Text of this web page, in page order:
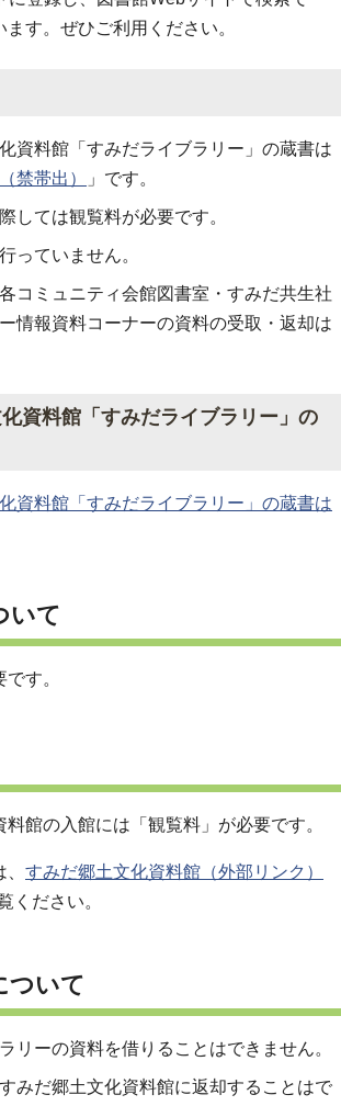
す。ぜひご利用ください。
資料館「すみだライブラリー」の蔵書は
禁帯出） 」です。
しては観覧料が必要です。
っていません。
コミュニティ会館図書室・すみだ共生社
情報資料コーナーの資料の受取・返却は
資料館「すみだライブラリー」の
資料館「すみだライブラリー」の蔵書は
いて
す。
館の入館には「観覧料」が必要です。
すみだ郷土文化資料館（外部リンク）
ください。
ついて
リーの資料を借りることはできません。
みだ郷土文化資料館に返却することはで